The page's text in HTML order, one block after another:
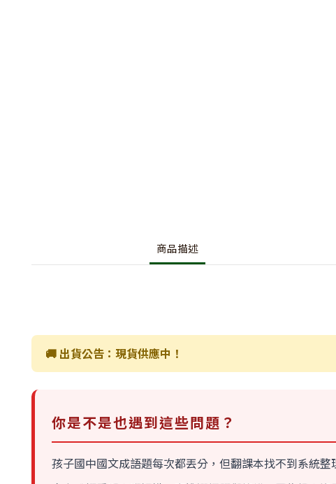
商品描述
🚚 出貨公告：現貨供應中！
你是不是也遇到這些問題？
孩子國中國文成語題每次都丟分，但翻課本找不到系統整